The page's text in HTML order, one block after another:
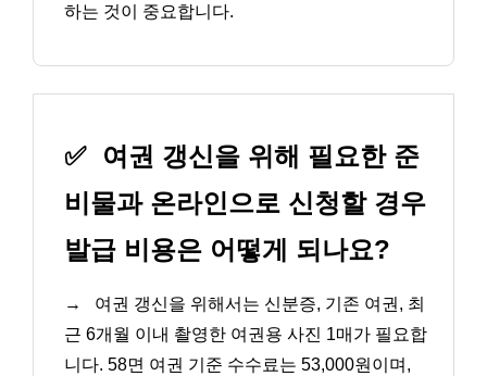
하는 것이 중요합니다.
✅
여권 갱신을 위해 필요한 준
비물과 온라인으로 신청할 경우
발급 비용은 어떻게 되나요?
→
여권 갱신을 위해서는 신분증, 기존 여권, 최
근 6개월 이내 촬영한 여권용 사진 1매가 필요합
니다. 58면 여권 기준 수수료는 53,000원이며,